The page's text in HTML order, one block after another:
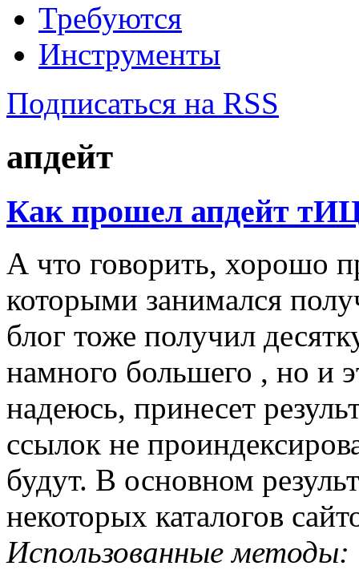
Требуются
Инструменты
Подписаться на RSS
апдейт
Как прошел апдейт
А что говорить, хорошо
которыми занимался
блог тоже получил
намного большего , но и
надеюсь, принесет
ссылок не
будут. В основном
некоторых каталогов
Использованные методы: